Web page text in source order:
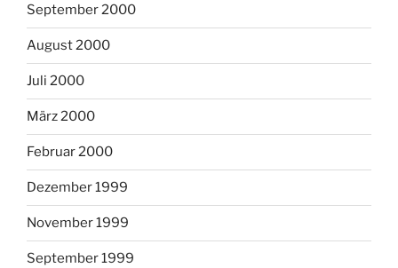
September 2000
August 2000
Juli 2000
März 2000
Februar 2000
Dezember 1999
November 1999
September 1999